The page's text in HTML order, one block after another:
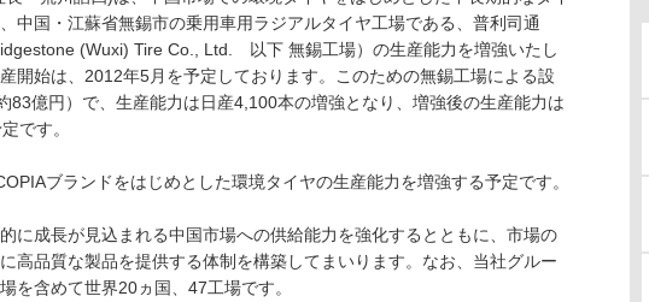
中国・江蘇省無錫市の乗用車用ラジアルタイヤ工場である、普利司通
(Wuxi) Tire Co., Ltd. 以下 無錫工場）の生産能力を増強いたし
開始は、2012年5月を予定しております。このための無錫工場による設
83億円）で、生産能力は日産4,100本の増強となり、増強後の生産能力は
です。
ブランドをはじめとした環境タイヤの生産能力を増強する予定です。
に成長が見込まれる中国市場への供給能力を強化するとともに、市場の
高品質な製品を提供する体制を構築してまいります。なお、当社グルー
を含めて世界20ヵ国、47工場です。